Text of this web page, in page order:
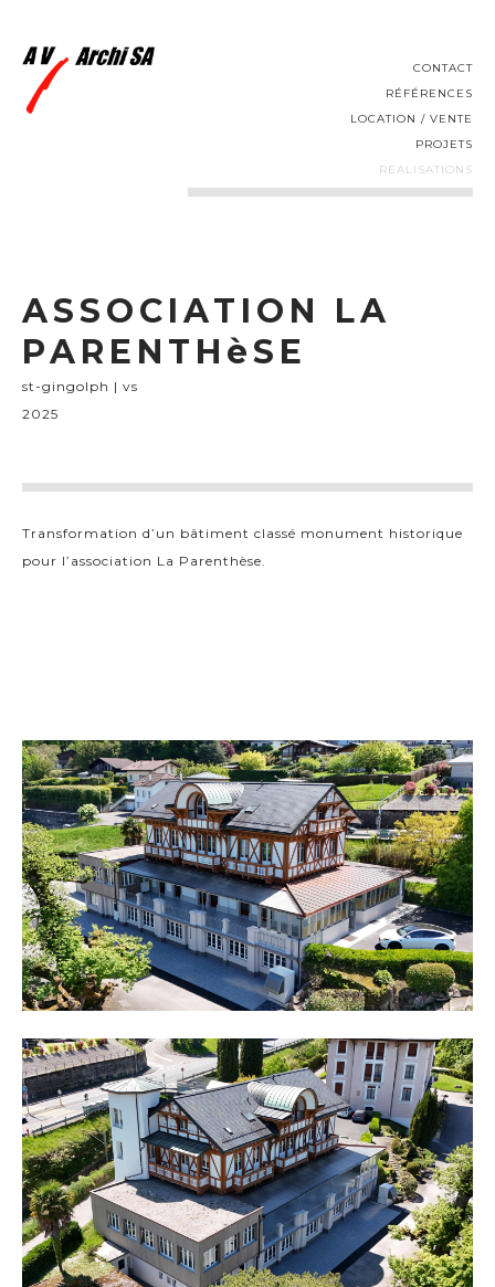
CONTACT
RÉFÉRENCES
LOCATION / VENTE
PROJETS
REALISATIONS
ASSOCIATION LA
PARENTHèSE
st-gingolph | vs
2025
Transformation d’un bâtiment classé monument historique
pour l’association La Parenthèse.